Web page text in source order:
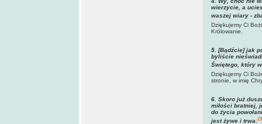
wierzycie, a
waszej wiary -
Dziękujemy Ci
Królowanie.
5. [Bądźcie] jak
byliście
Świętego, który
Dziękujemy Ci
stronie, w imię
6. Skoro już
miłości bratniej,
do życia
jest żywe i trwa. 23